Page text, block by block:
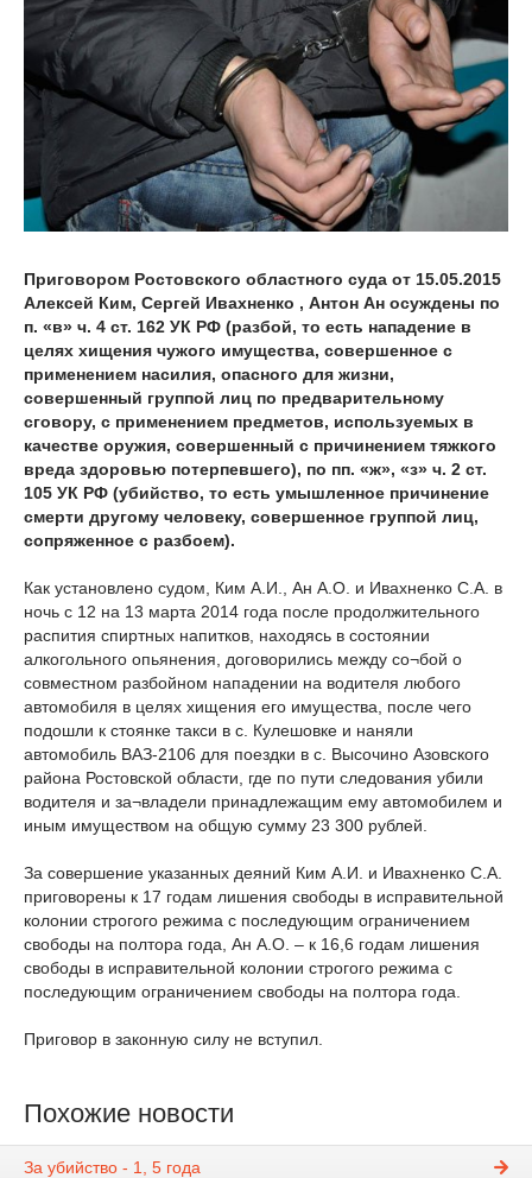
Приговором Ростовского областного суда от 15.05.2015
Алексей Ким, Сергей Ивахненко , Антон Ан осуждены по
п. «в» ч. 4 ст. 162 УК РФ (разбой, то есть нападение в
целях хищения чужого имущества, совершенное с
применением насилия, опасного для жизни,
совершенный группой лиц по предварительному
сговору, с применением предметов, используемых в
качестве оружия, совершенный с причинением тяжкого
вреда здоровью потерпевшего), по пп. «ж», «з» ч. 2 ст.
105 УК РФ (убийство, то есть умышленное причинение
смерти другому человеку, совершенное группой лиц,
сопряженное с разбоем).
Как установлено судом, Ким А.И., Ан А.О. и Ивахненко С.А. в
ночь с 12 на 13 марта 2014 года после продолжительного
распития спиртных напитков, находясь в состоянии
алкогольного опьянения, договорились между со¬бой о
совместном разбойном нападении на водителя любого
автомобиля в целях хищения его имущества, после чего
подошли к стоянке такси в с. Кулешовке и наняли
автомобиль ВАЗ-2106 для поездки в с. Высочино Азовского
района Ростовской области, где по пути следования убили
водителя и за¬владели принадлежащим ему автомобилем и
иным имуществом на общую сумму 23 300 рублей.
За совершение указанных деяний Ким А.И. и Ивахненко С.А.
приговорены к 17 годам лишения свободы в исправительной
колонии строгого режима с последующим ограничением
свободы на полтора года, Ан А.О. – к 16,6 годам лишения
свободы в исправительной колонии строгого режима с
последующим ограничением свободы на полтора года.
Приговор в законную силу не вступил.
Похожие новости
За убийство - 1, 5 года